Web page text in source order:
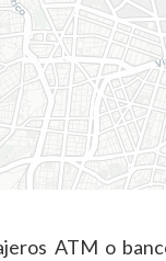
ATM o